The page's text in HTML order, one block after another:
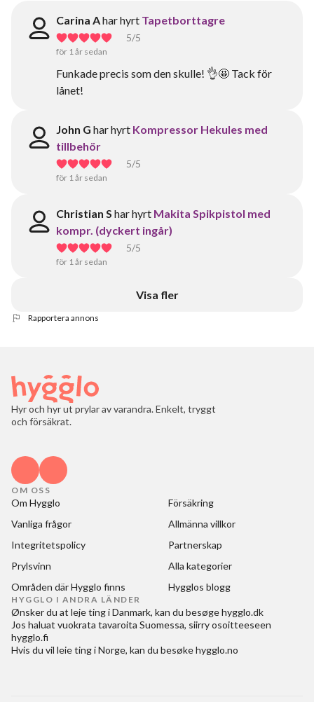
Carina Ahar hyrt Tapetborttagre
5/5
för 1 år sedan
Funkade precis som den skulle! 👌🤩 Tack för
lånet!
John G har hyrt Kompressor Hekules med
tillbehör
5/5
för 1 år sedan
Christian S har hyrt Makita Spikpistol med
kompr. (dyckert ingår)
5/5
för 1 år sedan
Visa fler
Rapportera annons
Hyr och hyr ut prylar av varandra. Enkelt, tryggt
och försäkrat.
OM OSS
Om Hygglo
Försäkring
Vanliga frågor
Allmänna villkor
Integritetspolicy
Partnerskap
Prylsvinn
Alla kategorier
Områden där Hygglo finns
Hygglos blogg
HYGGLO I ANDRA LÄNDER
Ønsker du at leje ting i Danmark, kan du besøgehygglo.dk
Jos haluat vuokrata tavaroita Suomessa, siirry osoitteeseen
hygglo.fi
Hvis du vil leie ting i Norge, kan du besøkehygglo.no